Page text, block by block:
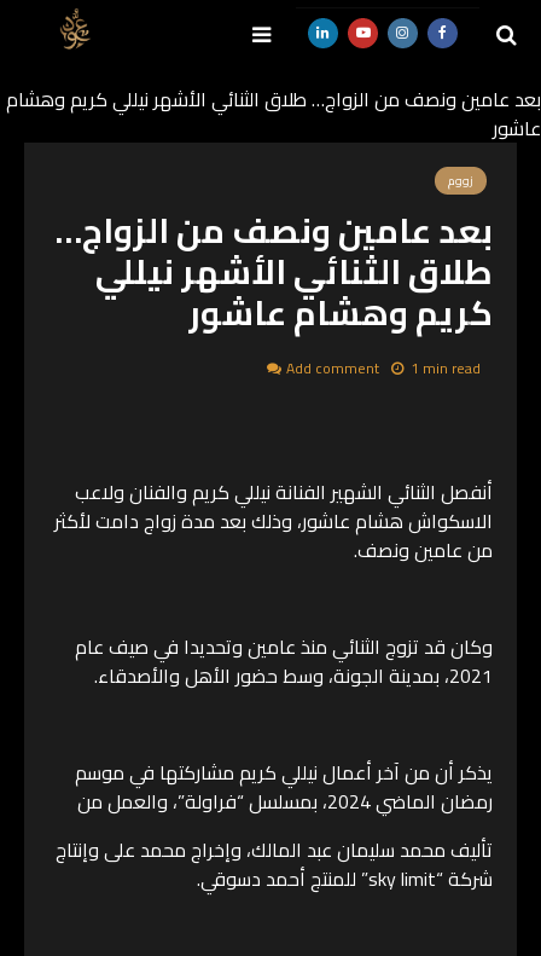
بعد عامين ونصف من الزواج… طلاق الثنائي الأشهر نيللي كريم وهشام
عاشور
زووم
بعد عامين ونصف من الزواج…
طلاق الثنائي الأشهر نيللي
كريم وهشام عاشور
1 min read
Add comment
أنفصل الثنائي الشهير الفنانة نيللي كريم والفنان ولاعب
الاسكواش هشام عاشور، وذلك بعد مدة زواج دامت لأكثر
من عامين ونصف.
وكان قد تزوج الثنائي منذ عامين وتحديدا في صيف عام
2021، بمدينة الجونة، وسط حضور الأهل والأصدقاء.
يذكر أن من آخر أعمال نيللي كريم مشاركتها في موسم
رمضان الماضي 2024، بمسلسل “فراولة”، والعمل من
تأليف محمد سليمان عبد المالك، وإخراج محمد على وإنتاج
شركة “sky limit” للمنتج أحمد دسوقي.